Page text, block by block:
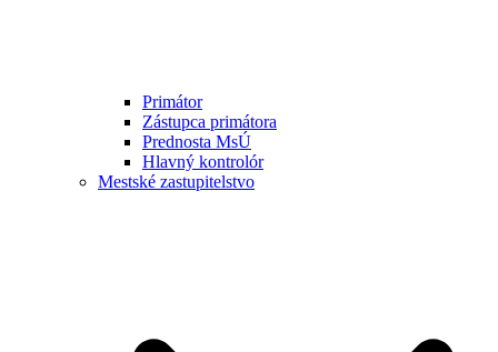
Primátor
Zástupca primátora
Prednosta MsÚ
Hlavný kontrolór
Mestské zastupitelstvo